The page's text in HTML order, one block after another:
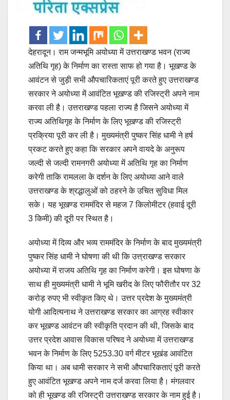
देहरादून। राम जन्मभूमि अयोध्या में उत्तराखण्ड भवन (राज्य
अतिथि गृह) के निर्माण का रास्ता साफ हो गया है। भूखण्ड के
आवंटन से जुड़ी सभी औपचारिकताएं पूरी करते हुए उत्तराखण्ड
सरकार ने अयोध्या में आवंटित भूखण्ड की रजिस्ट्री अपने नाम
करवा ली है। उत्तराखण्ड पहला राज्य है जिसने अयोध्या में
राज्य अतिथिगृह के निर्माण के लिए भूखण्ड की रजिस्ट्री
प्रक्रिया पूरी कर ली है। मुख्यमंत्री पुष्कर सिंह धामी ने हर्ष
प्रकट करते हुए कहा कि सरकार अपने वायदे के अनुरूप
जल्दी से जल्दी रामनगरी अयोध्या में अतिथि गृह का निर्माण
करेगी ताकि रामलला के दर्शन के लिए अयोध्या आने वाले
उत्तराखण्ड के श्रद्धालुओं को ठहरने के उचित सुविधा मिल
सके। यह भूखण्ड राममंदिर से महज 7 किलोमीटर (हवाई दूरी
3 किमी) की दूरी पर स्थित है।
अयोध्या में दिव्य और भव्य राममंदिर के निर्माण के बाद मुख्यमंत्री
पुष्कर सिंह धामी ने घोषणा की थी कि उत्त्राखण्ड सरकार
अयोध्या में राजय अतिथि गृह का निर्माण करेगी। इस घोषणा के
साथ ही मुख्यमंत्री धामी ने भूमि खरीद के लिए फौरीतौर पर 32
करोड़ रुपए भी स्वीकृत किए थे। उत्तर प्रदेश के मुख्यमंत्री
योगी आदित्यनाथ ने उत्तराखण्ड सरकार का आग्रह स्वीकार
कर भूखण्ड आवंटन की स्वीकृति प्रदान की थी, जिसके बाद
उत्तर प्रदेश आवास विकास परिषद ने अयोध्या में उत्तराखण्ड
भवन के निर्माण के लिए 5253.30 वर्ग मीटर भूखंड आवंटित
किया था। अब धामी सरकार ने सभी औपचारिकताएं पूरी करते
हुए आवंटित भूखण्ड अपने नाम दर्ज करवा लिया है। मंगलवार
को ही भूखण्ड की रजिस्ट्री उत्तराखण्ड सरकार के नाम हुई है।